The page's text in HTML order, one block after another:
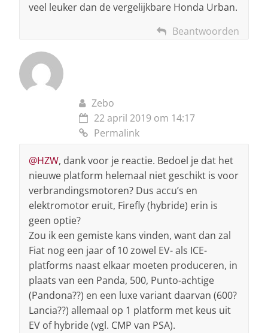
veel leuker dan de vergelijkbare Honda Urban.
Beantwoorden
Zebo
22 april 2019 om 14:17
Permalink
@HZW, dank voor je reactie. Bedoel je dat het
nieuwe platform helemaal niet geschikt is voor
verbrandingsmotoren? Dus accu’s en
elektromotor eruit, Firefly (hybride) erin is
geen optie?
Zou ik een gemiste kans vinden, want dan zal
Fiat nog een jaar of 10 zowel EV- als ICE-
platforms naast elkaar moeten produceren, in
plaats van een Panda, 500, Punto-achtige
(Pandona??) en een luxe variant daarvan (600?
Lancia??) allemaal op 1 platform met keus uit
EV of hybride (vgl. CMP van PSA).